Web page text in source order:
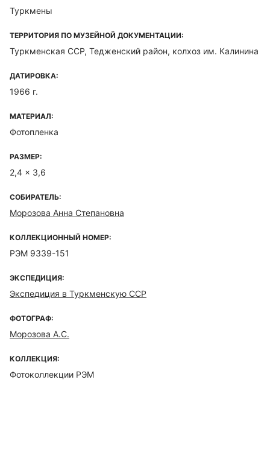
Туркмены
ТЕРРИТОРИЯ ПО МУЗЕЙНОЙ ДОКУМЕНТАЦИИ:
Туркменская ССР, Тедженский район, колхоз им. Калинина
ДАТИРОВКА:
1966 г.
МАТЕРИАЛ:
Фотопленка
РАЗМЕР:
2,4 x 3,6
СОБИРАТЕЛЬ:
Морозова Анна Степановна
КОЛЛЕКЦИОННЫЙ НОМЕР:
РЭМ 9339-151
ЭКСПЕДИЦИЯ:
Экспедиция в Туркменскую ССР
ФОТОГРАФ:
Морозова А.С.
КОЛЛЕКЦИЯ:
Фотоколлекции РЭМ